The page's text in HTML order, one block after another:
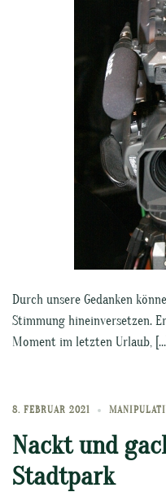
Durch unsere Gedanken
Stimmung hineinversetzen.
Moment im letzten Urlaub, […]
8. FEBRUAR 2021
Nackt und
Stadtpark